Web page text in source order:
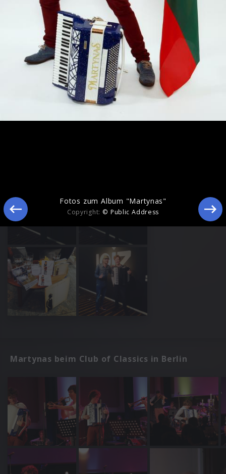
Martynas beim Club of Classics in Berlin
Fotos zum Album "Martynas"
Copyright: © Public Address